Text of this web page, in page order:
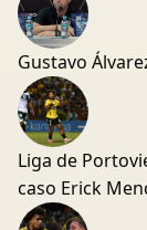
Gustavo
Liga de
caso Erick